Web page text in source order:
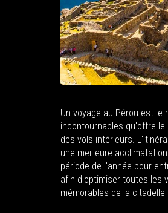
Un voyage au Pérou est le
incontournables qu'offre
des vols intérieurs.
une meilleure
période de l'année pour
afin d'optimiser toutes les
mémorables de la citadelle